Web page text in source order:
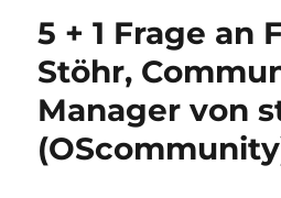
5 + 1 Frage an
Stöhr,
Manager von